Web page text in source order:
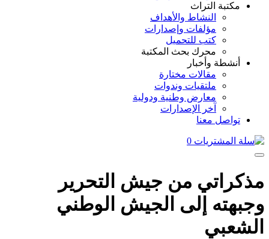
مكتبة التراث
النشاط والأهداف
مؤلفات وإصدارات
كتب للتحميل
محرك بحث المكتبة
أنشطة وأخبار
مقالات مختارة
ملتقيات وندوات
معارض وطنية ودولية
آخر الإصدارات
تواصل معنا
0
مذكراتي من جيش التحرير
وجبهته إلى الجيش الوطني
الشعبي